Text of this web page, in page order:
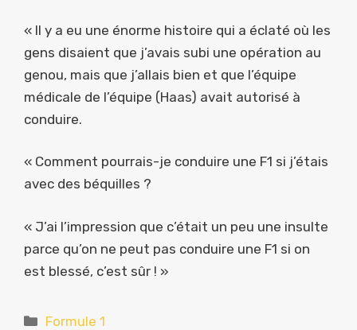
« Il y a eu une énorme histoire qui a éclaté où les
gens disaient que j’avais subi une opération au
genou, mais que j’allais bien et que l’équipe
médicale de l’équipe (Haas) avait autorisé à
conduire.
« Comment pourrais-je conduire une F1 si j’étais
avec des béquilles ?
« J’ai l’impression que c’était un peu une insulte
parce qu’on ne peut pas conduire une F1 si on
est blessé, c’est sûr ! »
Catégories
Formule 1